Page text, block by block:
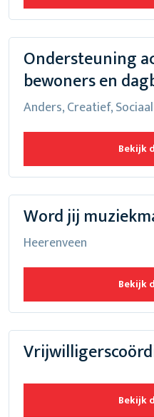
Ondersteuning
bewoners en
Anders, Creatief, Sociaal
Bekijk
Word jij
Heerenveen
Bekijk
Bekijk